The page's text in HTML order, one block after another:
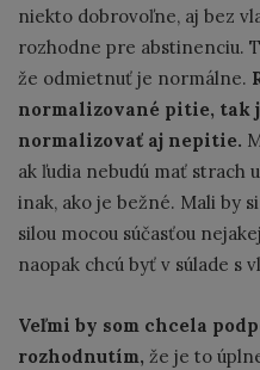
niekto dobrovoľne, aj bez
rozhodne pre abstinenciu.
že odmietnuť je normálne.
normalizované pitie, tak
normalizovať aj nepitie.
ak ľudia nebudú mať strach
inak, ako je bežné. Mali by
silou mocou súčasťou
naopak chcú byť v súlade s
Veľmi by som chcela
rozhodnutím, že je to